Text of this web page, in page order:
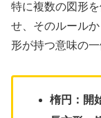
特に複数の図形
せ、そのルール
形が持つ意味の一
楕円：開